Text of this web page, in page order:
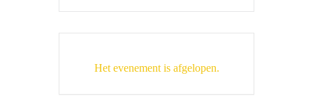
Het evenement is afgelopen.